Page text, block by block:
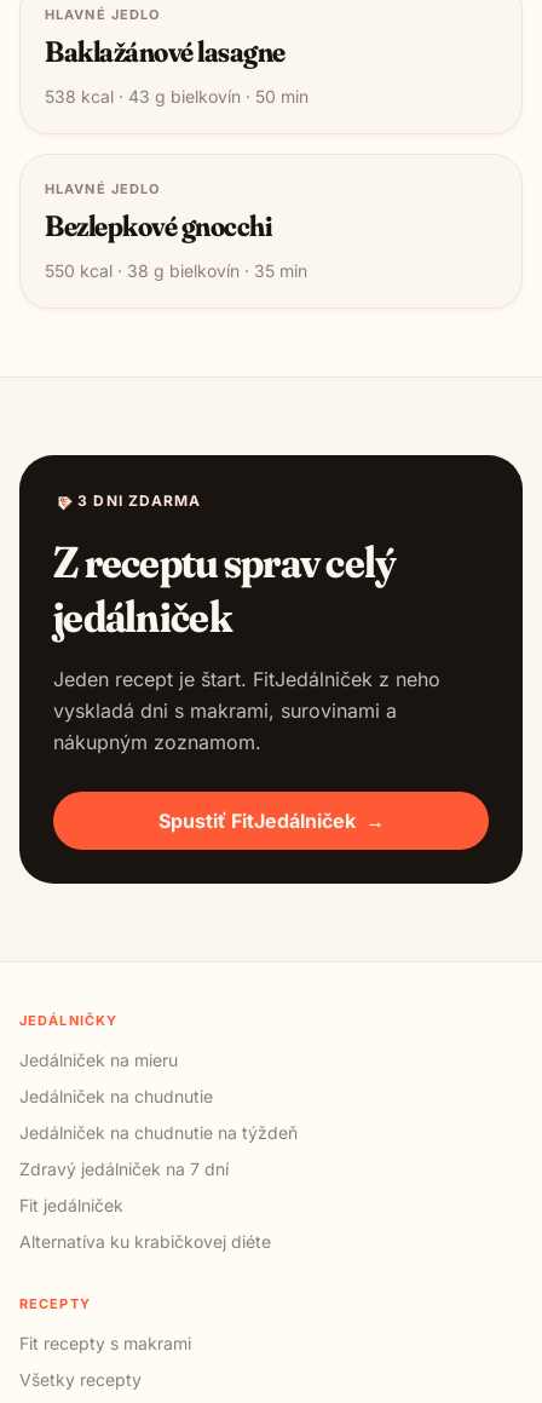
HLAVNÉ JEDLO
Baklažánové lasagne
538 kcal · 43 g bielkovín · 50 min
HLAVNÉ JEDLO
Bezlepkové gnocchi
550 kcal · 38 g bielkovín · 35 min
3 DNI ZDARMA
Z receptu sprav celý
jedálniček
Jeden recept je štart. FitJedálniček z neho
vyskladá dni s makrami, surovinami a
nákupným zoznamom.
Spustiť FitJedálniček →
JEDÁLNIČKY
Jedálniček na mieru
Jedálniček na chudnutie
Jedálniček na chudnutie na týždeň
Zdravý jedálniček na 7 dní
Fit jedálniček
Alternatíva ku krabičkovej diéte
RECEPTY
Fit recepty s makrami
Všetky recepty